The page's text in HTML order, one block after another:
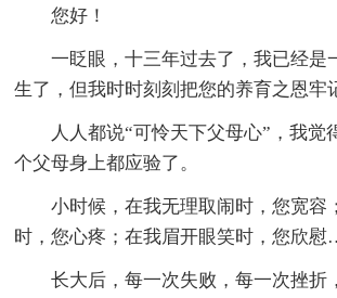
您好！
一眨眼，十三年过去了，我已经是
生了，但我时时刻刻把您的养育之恩牢
人人都说“可怜天下父母心”，我觉
个父母身上都应验了。
小时候，在我无理取闹时，您宽容
时，您心疼；在我眉开眼笑时，您欣
长大后，每一次失败，每一次挫折